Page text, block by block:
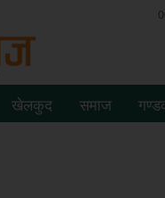
खेलकुद समाज